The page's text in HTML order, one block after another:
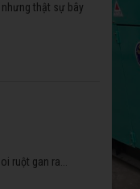
thật sự bây
ruột gan ra...